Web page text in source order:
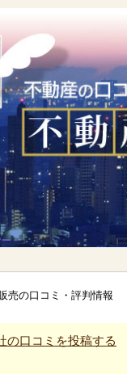
売の口コミ・評判情報
の口コミを投稿する